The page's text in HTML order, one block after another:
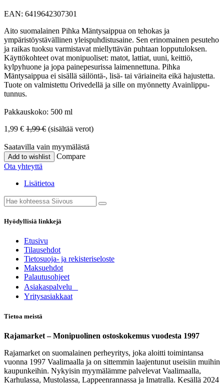
EAN: 6419642307301
Aito suomalainen Pihka Mäntysaippua on tehokas ja
ympäristöystävällinen yleispuhdistusaine. Sen erinomainen pesuteho
ja raikas tuoksu varmistavat miellyttävän puhtaan lopputuloksen.
Käyttökohteet ovat monipuoliset: matot, lattiat, uuni, keittiö,
kylpyhuone ja jopa painepesurissa laimennettuna. Pihka
Mäntysaippua ei sisällä säilöntä-, lisä- tai väriaineita eikä hajustetta.
Tuote on valmistettu Orivedellä ja sille on myönnetty Avainlippu-
tunnus.
Pakkauskoko: 500 ml
1,99 € 1,99€ (sisältää verot)
Saatavilla vain myymälästä
Add to wishlist
Compare
Ota yhteyttä
Lisätietoa
Hyödyllisiä linkkejä
Etusivu
Tilausehdot
Tietosuoja- ja rekisteriseloste
Maksuehdot
Palautusohjeet
Asia​k​aspalvelu
​Yritysasiakkaat
Tietoa meistä
Rajamarket – Monipuolinen ostoskokemus vuodesta 1997
Rajamarket on suomalainen perheyritys, joka aloitti toimintansa
vuonna 1997 Vaalimaalla ja on sittemmin laajentunut useisiin muihin
kaupunkeihin. Nykyisin myymälämme palvelevat Vaalimaalla,
Karhulassa, Mustolassa, Lappeenrannassa ja Imatralla. Kesällä 2024